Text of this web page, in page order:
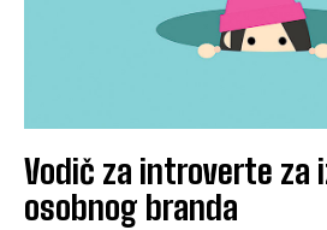
Vodič za introverte za
osobnog branda